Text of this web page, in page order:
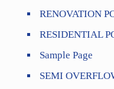
RENOVATION
RESIDENTIAL
Sample Page
SEMI